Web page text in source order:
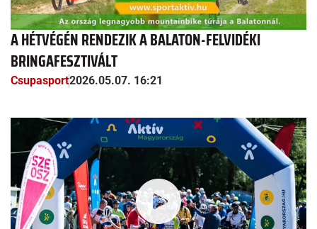
A HÉTVÉGÉN RENDEZIK A BALATON-FELVIDÉKI
BRINGAFESZTIVÁLT
Csupasport2026.05.07. 16:21